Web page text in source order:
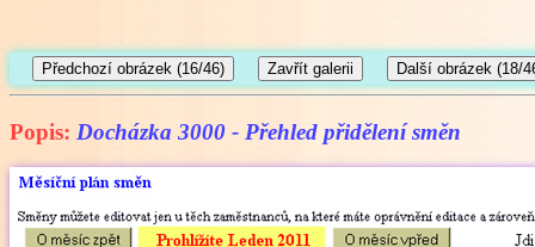
Popis: Docházka 3000 - Přehled přidělení směn